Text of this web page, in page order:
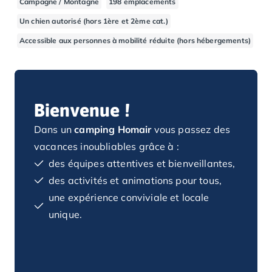
Camping Calvados
Camping Cabourg
Camping Honfleur
Camping Ouistreham
Camping Manche
Camping Mont Saint Michel
Camping Bretagne
Camping Côtes d'Armor
Camping Erquy
Camping Saint-Cast-le-Guildo
Camping Finistère
Camping Benodet
Un chien autorisé (hors 1ère et 2ème cat.)
Accessible aux personnes à mobilité réduite (hors hébergements)
Bienvenue !
Dans uncamping Homairvous passez des
vacances inoubliables grâce à :
des équipes attentives et bienveillantes,
des activités et animations pour tous,
une expérience conviviale et locale
unique.